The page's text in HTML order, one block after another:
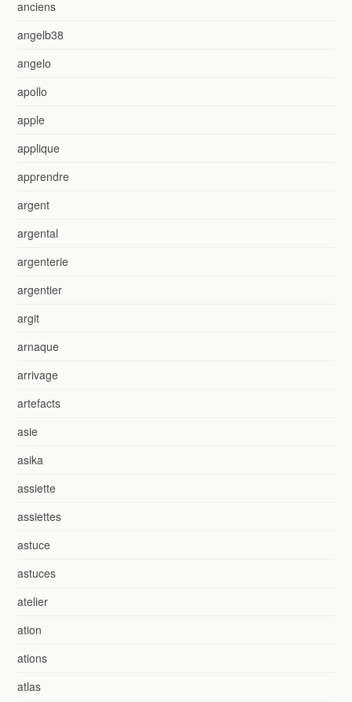
anciens
angelb38
angelo
apollo
apple
applique
apprendre
argent
argental
argenterie
argentier
argit
arnaque
arrivage
artefacts
asie
asika
assiette
assiettes
astuce
astuces
atelier
ation
ations
atlas